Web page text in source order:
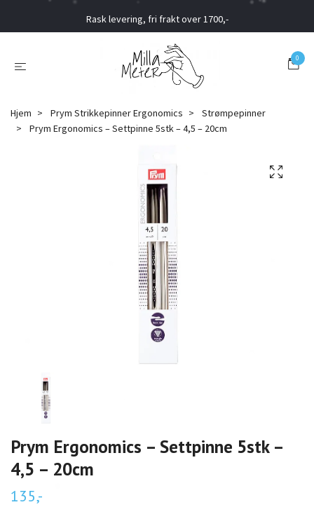
Rask levering, fri frakt over 1700,-
0
Hjem Prym Strikkepinner Ergonomics
Strømpepinner
Prym Ergonomics – Settpinne 5stk – 4,5 – 20cm
Prym Ergonomics – Settpinne 5stk –
4,5 – 20cm
135,-